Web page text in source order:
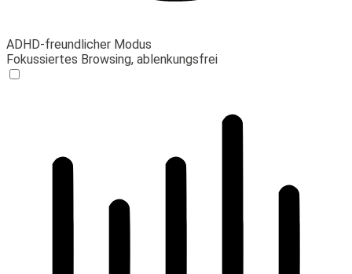
ADHD-freundlicher Modus
Fokussiertes Browsing, ablenkungsfrei